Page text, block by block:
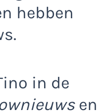
hebben
in de
en